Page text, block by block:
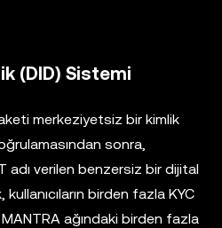
(DID) Sistemi
merkeziyetsiz bir kimlik
sonra,
adı verilen benzersiz bir dijital
kullanıcıların birden fazla KYC
ağındaki birden fazla